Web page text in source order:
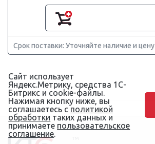
Срок поставки: Уточняйте наличие и цену
Сайт использует
Яндекс.Метрику, средства 1С-
Битрикс и cookie-файлы.
Нажимая кнопку ниже, вы
соглашаетесь с политикой
обработки таких данных и
принимаете пользовательское
соглашение.